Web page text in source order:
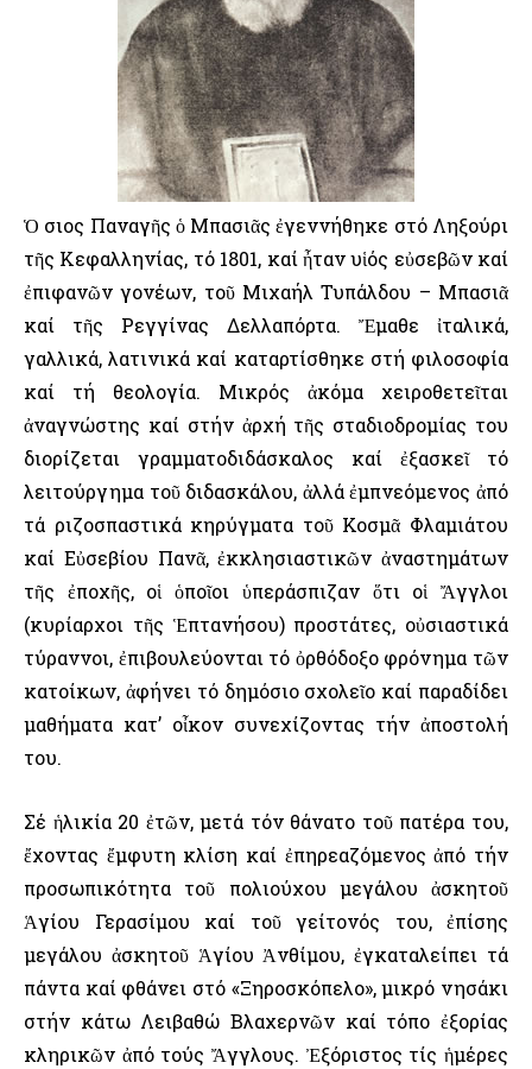
Ὁ Ὅσιος Παναγῆς ὁ Μπασιᾶς ἐγεννήθηκε στό Ληξούρι
τῆς Κεφαλληνίας, τό 1801, καί ἦταν υἱός εὐσεβῶν καί
ἐπιφανῶν γονέων, τοῦ Μιχαήλ Τυπάλδου – Μπασιᾶ
καί τῆς Ρεγγίνας Δελλαπόρτα. Ἔμαθε ἰταλικά,
γαλλικά, λατινικά καί καταρτίσθηκε στή φιλοσοφία
καί τή θεολογία. Μικρός ἀκόμα χειροθετεῖται
ἀναγνώστης καί στήν ἀρχή τῆς σταδιοδρομίας του
διορίζεται γραμματοδιδάσκαλος καί ἐξασκεῖ τό
λειτούργημα τοῦ διδασκάλου, ἀλλά ἐμπνεόμενος ἀπό
τά ριζοσπαστικά κηρύγματα τοῦ Κοσμᾶ Φλαμιάτου
καί Εὐσεβίου Πανᾶ, ἐκκλησιαστικῶν ἀναστημάτων
τῆς ἐποχῆς, οἱ ὁποῖοι ὑπεράσπιζαν ὅτι οἱ Ἄγγλοι
(κυρίαρχοι τῆς Ἑπτανήσου) προστάτες, οὐσιαστικά
τύραννοι, ἐπιβουλεύονται τό ὀρθόδοξο φρόνημα τῶν
κατοίκων, ἀφήνει τό δημόσιο σχολεῖο καί παραδίδει
μαθήματα κατ’ οἶκον συνεχίζοντας τήν ἀποστολή
του.
Σέ ἡλικία 20 ἐτῶν, μετά τόν θάνατο τοῦ πατέρα του,
ἔχοντας ἔμφυτη κλίση καί ἐπηρεαζόμενος ἀπό τήν
προσωπικότητα τοῦ πολιούχου μεγάλου ἀσκητοῦ
Ἁγίου Γερασίμου καί τοῦ γείτονός του, ἐπίσης
μεγάλου ἀσκητοῦ Ἁγίου Ἀνθίμου, ἐγκαταλείπει τά
πάντα καί φθάνει στό «Ξηροσκόπελο», μικρό νησάκι
στήν κάτω Λειβαθώ Βλαχερνῶν καί τόπο ἐξορίας
κληρικῶν ἀπό τούς Ἄγγλους. Ἐξόριστος τίς ἡμέρες